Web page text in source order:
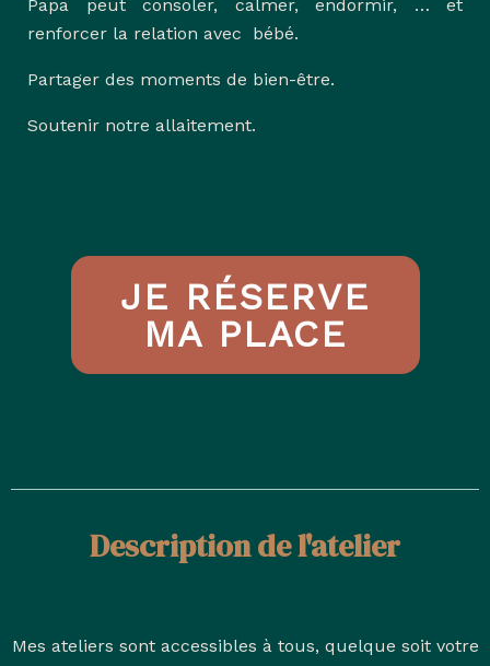
Papa peut consoler, calmer, endormir, … et
renforcer la relation avec bébé.
Partager des moments de bien-être.
Soutenir notre allaitement.
JE RÉSERVE
MA PLACE
Description de l'atelier
Mes ateliers sont accessibles à tous, quelque soit votre